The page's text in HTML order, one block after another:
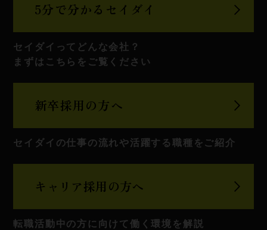
5分で分かる セイダイ
セイダイってどんな会社？
まずはこちらをご覧ください
新卒採用の方へ
セイダイの仕事の流れや活躍する職種をご紹介
キャリア採用の方へ
転職活動中の方に向けて 働く環境を解説